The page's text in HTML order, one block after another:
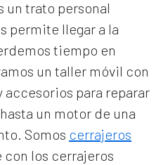
trato personal
permite llegar a la
tiempo en
un taller móvil con
para reparar
un motor de una
Somos cerrajeros
los cerrajeros